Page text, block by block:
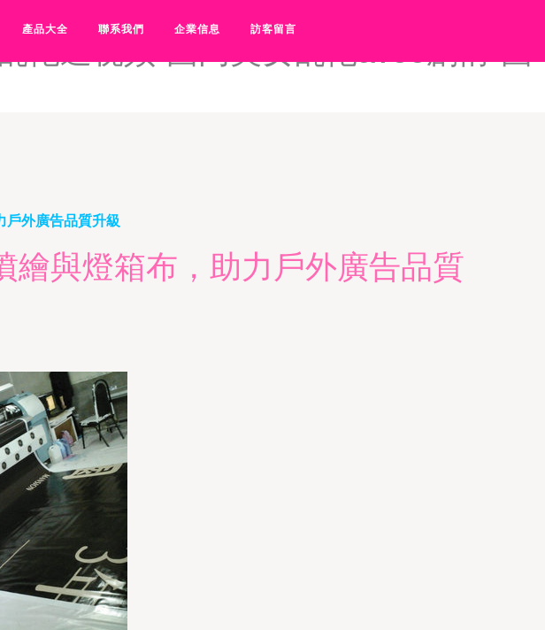
品亚洲精品-国内精品自在自线视频
產品大全 聯系我們 企業信息 訪客留言
戶外廣告品質升級
繪與燈箱布，助力戶外廣告品質